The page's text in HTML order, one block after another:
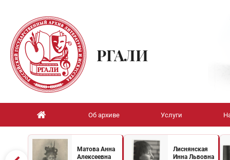
РГАЛИ
Об архиве Услуги
Матова Анна
Алексеевна
Лиснянская
Инна Львовна